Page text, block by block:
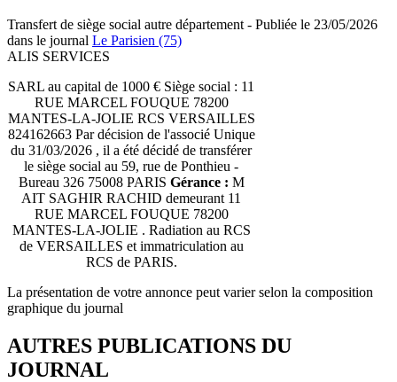
Transfert de siège social autre département - Publiée le 23/05/2026
dans le journal Le Parisien (75)
ALIS SERVICES
SARL au capital de 1000 € Siège social : 11
RUE MARCEL FOUQUE 78200
MANTES-LA-JOLIE RCS VERSAILLES
824162663 Par décision de l'associé Unique
du 31/03/2026 , il a été décidé de transférer
le siège social au 59, rue de Ponthieu -
Bureau 326 75008 PARIS Gérance : M
AIT SAGHIR RACHID demeurant 11
RUE MARCEL FOUQUE 78200
MANTES-LA-JOLIE . Radiation au RCS
de VERSAILLES et immatriculation au
RCS de PARIS.
La présentation de votre annonce peut varier selon la composition
graphique du journal
AUTRES PUBLICATIONS DU
JOURNAL